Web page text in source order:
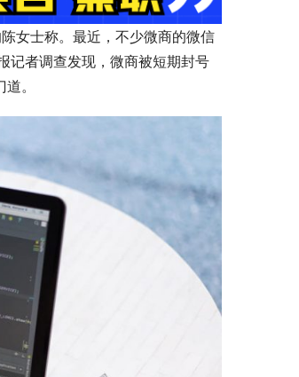
女士称。最近，不少微商的微信
记者调查发现，微商被短期封号
。